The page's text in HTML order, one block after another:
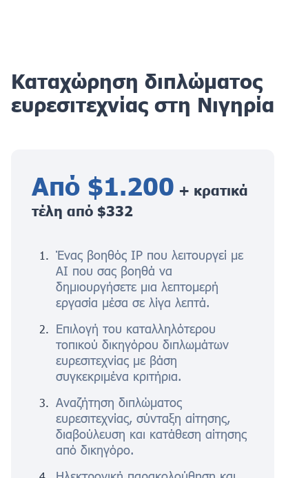
Καταχώρηση διπλώματος
ευρεσιτεχνίας στη Νιγηρία
Από $1.200 + κρατικά
τέλη από $332
Ένας βοηθός IP που λειτουργεί με
AI που σας βοηθά να
δημιουργήσετε μια λεπτομερή
εργασία μέσα σε λίγα λεπτά.
Επιλογή του καταλληλότερου
τοπικού δικηγόρου διπλωμάτων
ευρεσιτεχνίας με βάση
συγκεκριμένα κριτήρια.
Αναζήτηση διπλώματος
ευρεσιτεχνίας, σύνταξη αίτησης,
διαβούλευση και κατάθεση αίτησης
από δικηγόρο.